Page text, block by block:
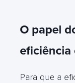
O papel
eficiência
Para que a